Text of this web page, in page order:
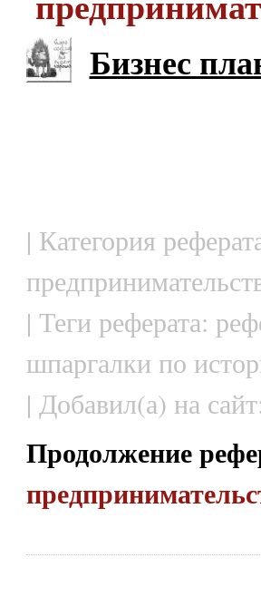
Бизнес
| Категория
| Теги реферата:
шпаргалки по
| Добавил(а) на
Продолжение